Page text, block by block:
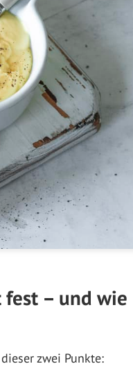
– und wie
zwei Punkte: